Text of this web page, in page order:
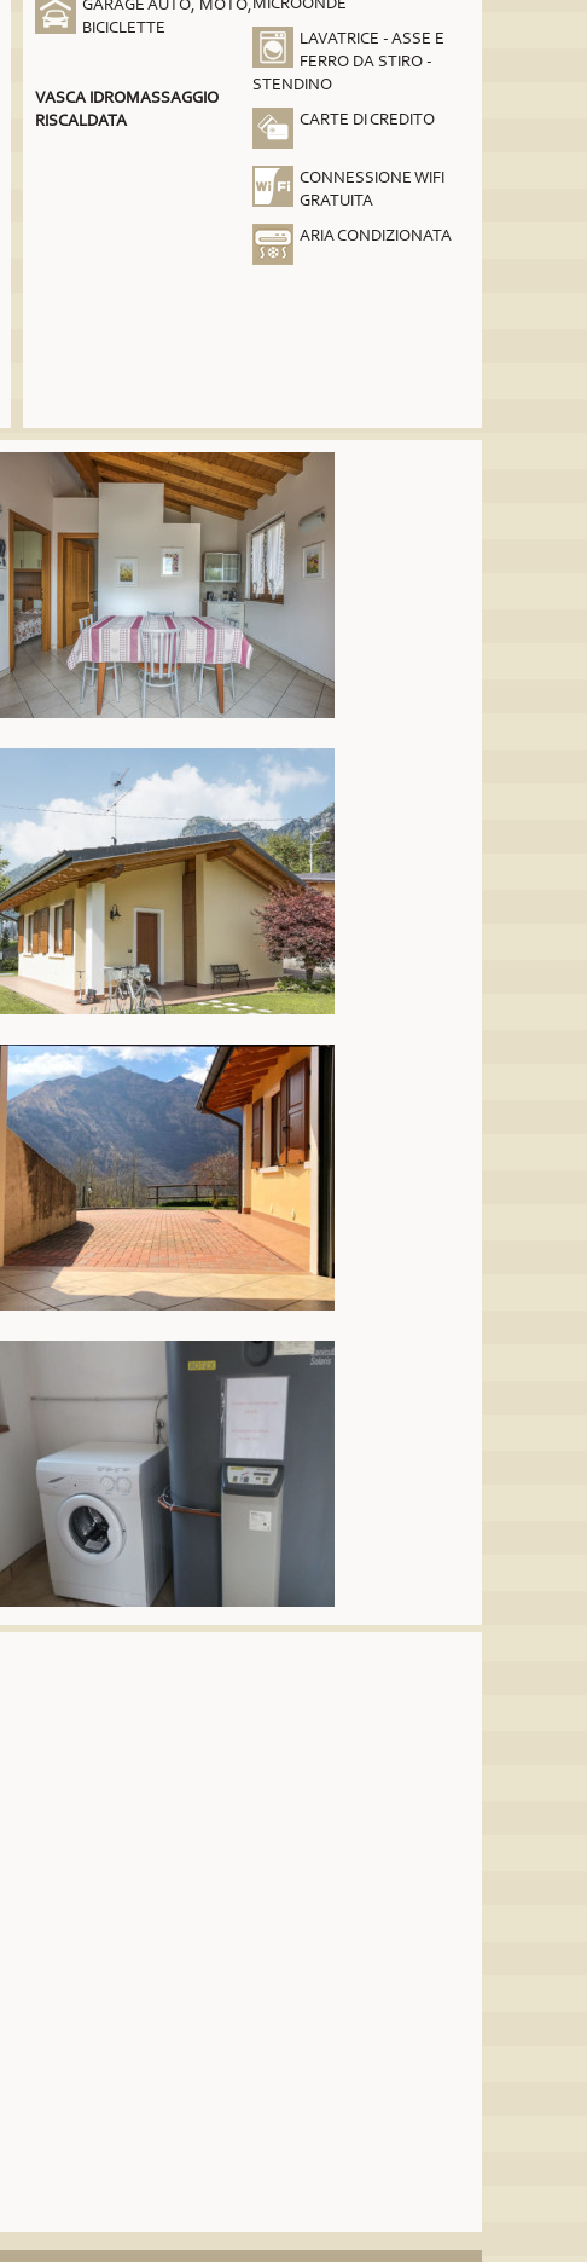
GARAGE AUTO, MOTO,
BICICLETTE
VASCA IDROMASSAGGIO
RISCALDATA
LAVATRICE - ASSE E
FERRO DA STIRO -
STENDINO
CARTE DI CREDITO
CONNESSIONE WIFI
GRATUITA
ARIA CONDIZIONATA